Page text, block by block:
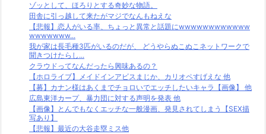
ゾッとして、ほろりとする奇妙な物語。
田舎に引っ越して来たがマジでなんもねえな
【悲報】恋人がいる率、ちょっと異常と話題にwwwwwwwwwwww
wwwwwww...
我が家は長毛種3匹がいるのだが、 どうやらぬこぬこネットワークで
聞きつけたらし...
クラウドってなんだったら興味あるの？
【ホロライブ】メイドインアビスまじか、カリオペすげえな 他
【募】カナン様はあくまでチョロいでエッチしたいキャラ【画像】 他
広島東洋カープ、暴力団に対する声明を発表 他
【画像】とんでもなくエッチな一般漫画、発見されてしまう【SEX描
写あり】
【悲報】最近の大谷走塁ミス他